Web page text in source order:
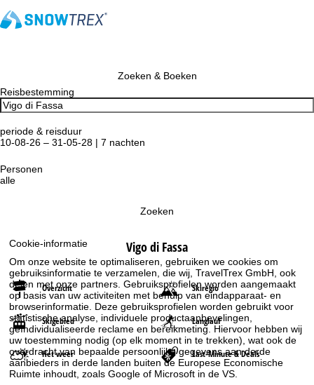
Cookie-informatie
Om onze website te optimaliseren, gebruiken we cookies om
gebruiksinformatie te verzamelen, die wij, TravelTrex GmbH, ook
delen met onze partners. Gebruiksprofielen worden aangemaakt
op basis van uw activiteiten met behulp van eindapparaat- en
browserinformatie. Deze gebruiksprofielen worden gebruikt voor
statistische analyse, individuele productaanbevelingen,
geïndividualiseerde reclame en bereikmeting. Hiervoor hebben wij
uw toestemming nodig (op elk moment in te trekken), wat ook de
overdracht van bepaalde persoonlijke gegevens aan derde
aanbieders in derde landen buiten de Europese Economische
Ruimte inhoudt, zoals Google of Microsoft in de VS.
Zoeken & Boeken
Reisbestemming
periode & reisduur
10-08-26 – 31-05-28 | 7 nachten
Personen
alle
Zoeken
Vigo di Fassa
Overzicht Skiregio
Skigebied Langlauf
Het weer Last-Minute & Deals